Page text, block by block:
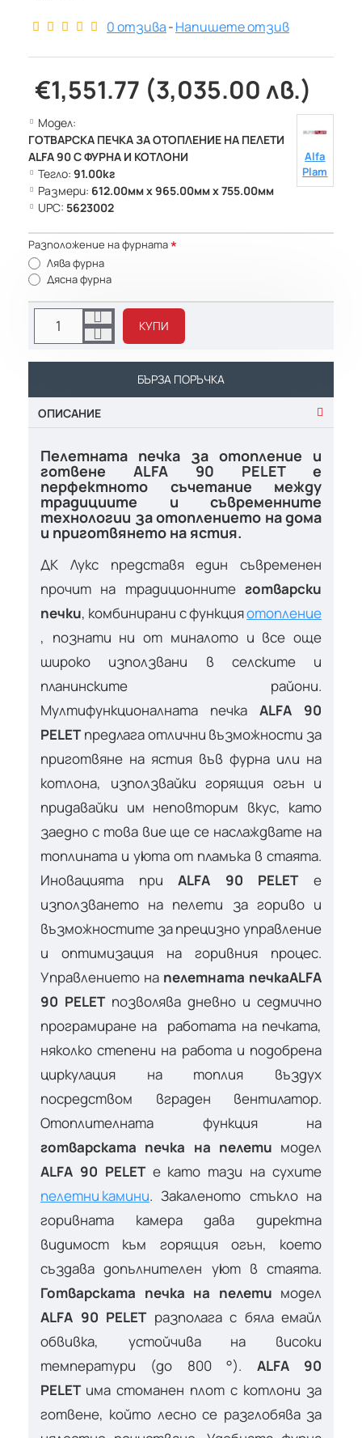
0 отзива-Напишете отзив
€1,551.77 (3,035.00 лв.)
Модел:
ГОТВАРСКА ПЕЧКА ЗА ОТОПЛЕНИЕ НА ПЕЛЕТИ
ALFA 90 С ФУРНА И КОТЛОНИ
Тегло: 91.00кг
Размери: 612.00мм x 965.00мм x 755.00мм
UPC: 5623002
Alfa
Plam
Разположение на фурната
Лява фурна
Дясна фурна
КУПИ
БЪРЗА ПОРЪЧКА
ОПИСАНИЕ
Пелетната печка за отопление и
готвене ALFA 90 PELET е
перфектното съчетание между
традициите и съвременните
технологии за отоплението на дома
и приготвянето на ястия.
ДК Лукс представя един съвременен
прочит на традиционните готварски
печки, комбинирани с функцияотопление
, познати ни от миналото и все още
широко използвани в селските и
планинските райони.
Мултифункционалната печка ALFA 90
PELETпредлага отлични възможности за
приготвяне на ястия във фурна или на
котлона, използвайки горящия огън и
придавайки им неповторим вкус, като
заедно с това вие ще се наслаждвате на
топлината и уюта от пламъка в стаята.
Иновацията приALFA 90 PELETе
използването на пелети за гориво и
възможностите за прецизно управление
и оптимизация на горивния процес.
Управлението на пелетната печкаALFA
90 PELETпозволява дневно и седмично
програмиране на работата на печката,
няколко степени на работа и подобрена
циркулация на топлия въздух
посредством вграден вентилатор.
Отоплителната функция на
готварската печка на пелети модел
ALFA 90 PELETе като тази на сухите
пелетни камини. Закаленото стъкло на
горивната камера дава директна
видимост към горящия огън, което
създава допълнителен уют в стаята.
Готварската печка на пелети модел
ALFA 90 PELETразполага с бяла емайл
обвивка, устойчива на високи
температури (до 800 °). ALFA 90
PELET има стоманен плот с котлони за
готвене, който лесно се разглобява за